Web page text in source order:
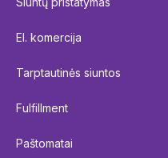
El. komercija
Tarptautinės siuntos
Fulfillment
Paštomatai